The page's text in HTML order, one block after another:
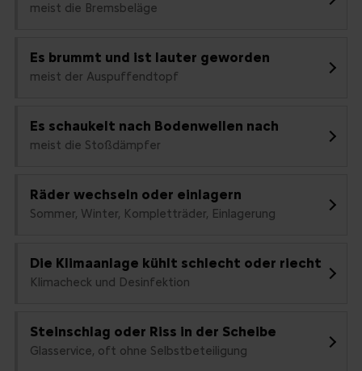
meist die Bremsbeläge
Es brummt und ist lauter geworden
meist der Auspuffendtopf
Es schaukelt nach Bodenwellen nach
meist die Stoßdämpfer
Räder wechseln oder einlagern
Sommer, Winter, Kompletträder, Einlagerung
Die Klimaanlage kühlt schlecht oder riecht
Klimacheck und Desinfektion
Steinschlag oder Riss in der Scheibe
Glasservice, oft ohne Selbstbeteiligung